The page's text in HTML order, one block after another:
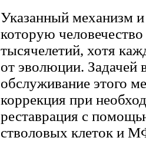
Указанный механизм и
которую
тысячелетий, хотя
от эволюции. Задачей
обслуживание этого
коррекция при
реставрация с
стволовых клеток и